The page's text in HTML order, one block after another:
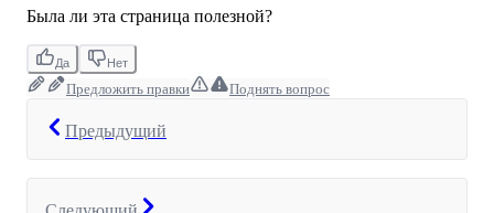
Была ли эта страница полезной?
Да Нет
Предложить правки Поднять вопрос
Предыдущий